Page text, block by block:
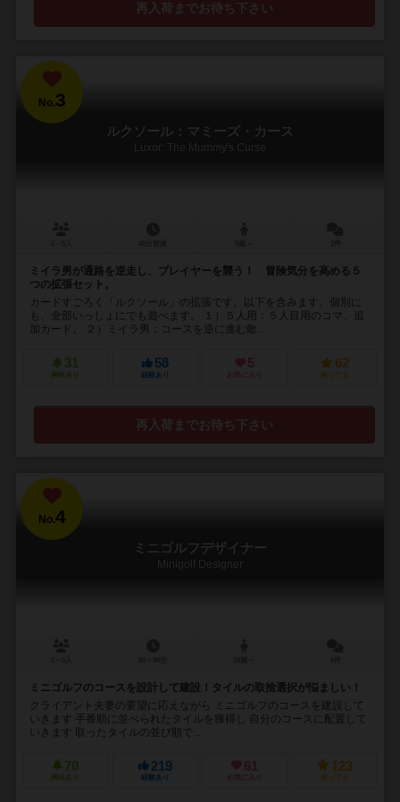
再入荷までお待ち下さい
No.3
ルクソール：マミーズ・カース
Luxor: The Mummy's Curse
ミイラ男が通路を逆走し、プレイヤーを襲う！ 冒険気分を高める５
つの拡張セット。
カードすごろく「ルクソール」の拡張です。以下を含みます。個別に
も、全部いっしょにでも遊べます。 １）５人用：５人目用のコマ、追
加カード。 ２）ミイラ男：コースを逆に進む敵...
31
興味あり
58
経験あり
5
お気に入り
62
持ってる
再入荷までお待ち下さい
No.4
ミニゴルフデザイナー
Minigolf Designer
ミニゴルフのコースを設計して建設！タイルの取捨選択が悩ましい！
クライアント夫妻の要望に応えながら ミニゴルフのコースを建設して
いきます 手番順に並べられたタイルを獲得し 自分のコースに配置して
いきます 取ったタイルの並び順で...
70
興味あり
219
経験あり
61
お気に入り
123
持ってる